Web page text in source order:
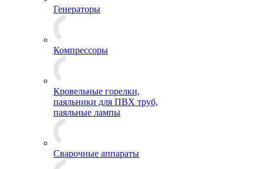
Генераторы
Компрессоры
Кровельные горелки,
паяльники для ПВХ труб,
паяльные лампы
Сварочные аппараты